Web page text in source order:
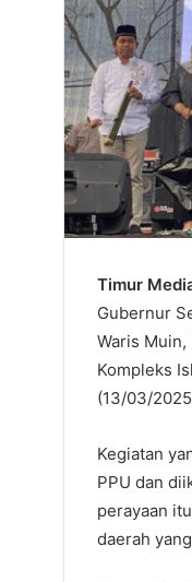
Timur
Gubernur
Waris Muin,
Kompleks
(13/03/
Kegiatan
PPU dan
perayaan
daerah